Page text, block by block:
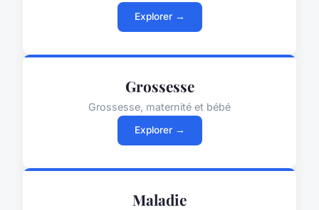
Explorer →
Grossesse
Grossesse, maternité et bébé
Explorer →
Maladie